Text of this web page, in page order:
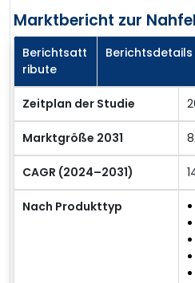
Marktbericht zur
Berichtsatt
ribute
Berichtsdetails
Zeitplan der Studie
Marktgröße 2031
CAGR (2024–2031)
Nach Produkttyp